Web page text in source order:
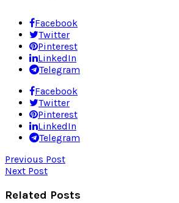
Facebook
Twitter
Pinterest
LinkedIn
Telegram
Facebook
Twitter
Pinterest
LinkedIn
Telegram
Previous Post
Next Post
Related Posts